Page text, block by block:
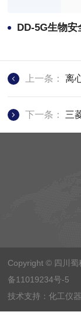
DD-5G生物
上一条：离
下一条： 三
Copyright © 四川
备11019234号-5
技术支持：化工仪